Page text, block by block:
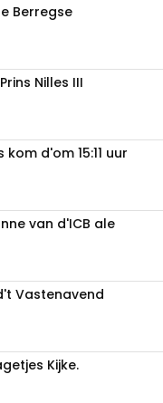
Berregse
Nilles III
d'om 15:11 uur
van d'ICB ale
Vastenavend
Kijke.